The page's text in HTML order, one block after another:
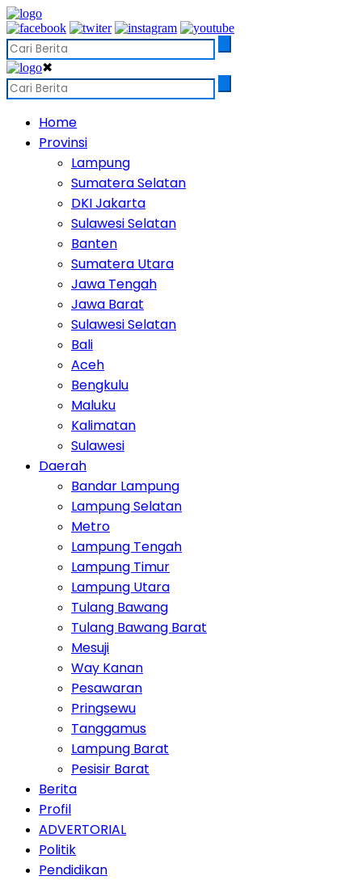
✖
Home
Provinsi
Lampung
Sumatera Selatan
DKI Jakarta
Sulawesi Selatan
Banten
Sumatera Utara
Jawa Tengah
Jawa Barat
Sulawesi Selatan
Bali
Aceh
Bengkulu
Maluku
Kalimatan
Sulawesi
Daerah
Bandar Lampung
Lampung Selatan
Metro
Lampung Tengah
Lampung Timur
Lampung Utara
Tulang Bawang
Tulang Bawang Barat
Mesuji
Way Kanan
Pesawaran
Pringsewu
Tanggamus
Lampung Barat
Pesisir Barat
Berita
Profil
ADVERTORIAL
Politik
Pendidikan